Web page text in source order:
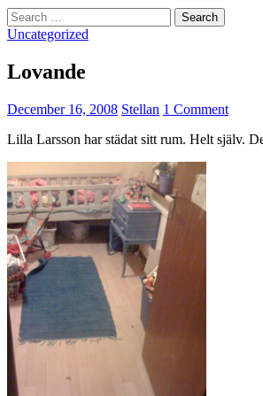
Search
for:
Uncategorized
Lovande
December 16, 2008 Stellan 1 Comment
Lilla Larsson har städat sitt rum. Helt själv.